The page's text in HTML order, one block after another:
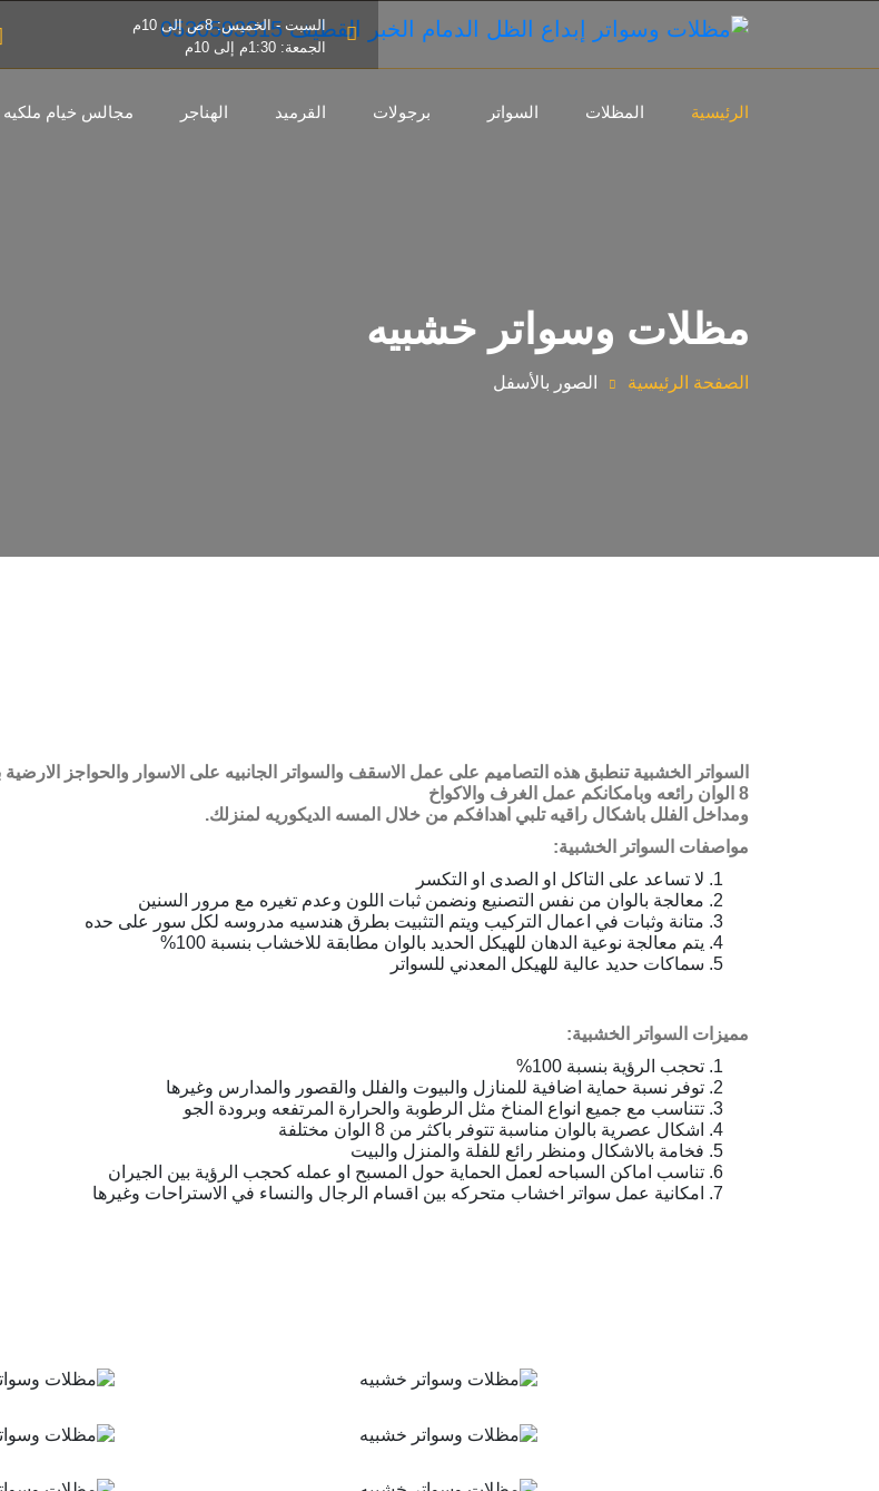
السبت - الخميس: 8ص إلى 10م
الجمعة: 1:30م إلى 10م
الرئيسية المظلات السواتر برجولات القرميد الهناجر مجالس خيام ملكيه
مظلات وسواتر خشبيه
الصفحة الرئيسية الصور بالأسفل
السواتر الخشبية تنطبق هذه التصاميم على عمل الاسقف والسواتر الجانبيه على الاسوار والحواجز الارضية
8 الوان رائعه وبامكانكم عمل الغرف والاكواخ
ومداخل الفلل باشكال راقيه تلبي اهدافكم من خلال المسه الديكوريه لمنزلك.
مواصفات السواتر الخشبية:
لا تساعد على التاكل او الصدى او التكسر
معالجة بالوان من نفس التصنيع ونضمن ثبات اللون وعدم تغيره مع مرور السنين
متانة وثبات في اعمال التركيب ويتم التثبيت بطرق هندسيه مدروسه لكل سور على حده
يتم معالجة نوعية الدهان للهيكل الحديد بالوان مطابقة للاخشاب بنسبة 100%
سماكات حديد عالية للهيكل المعدني للسواتر
مميزات السواتر الخشبية:
تحجب الرؤية بنسبة 100%
توفر نسبة حماية اضافية للمنازل والبيوت والفلل والقصور والمدارس وغيرها
تتناسب مع جميع انواع المناخ مثل الرطوبة والحرارة المرتفعه وبرودة الجو
اشكال عصرية بالوان مناسبة تتوفر باكثر من 8 الوان مختلفة
فخامة بالاشكال ومنظر رائع للفلة والمنزل والبيت
تناسب اماكن السباحه لعمل الحماية حول المسبح او عمله كحجب الرؤية بين الجيران
امكانية عمل سواتر اخشاب متحركه بين اقسام الرجال والنساء في الاستراحات وغيرها